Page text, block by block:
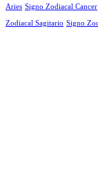
Aries Signo Zodiacal Cancer
Zodiacal Sagitario Signo